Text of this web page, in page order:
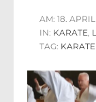
AM: 18.
IN: KARATE,
TAG: KARATE